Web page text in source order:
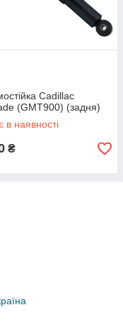
Cadillac
(GMT900) (задня)
в наявності
₴